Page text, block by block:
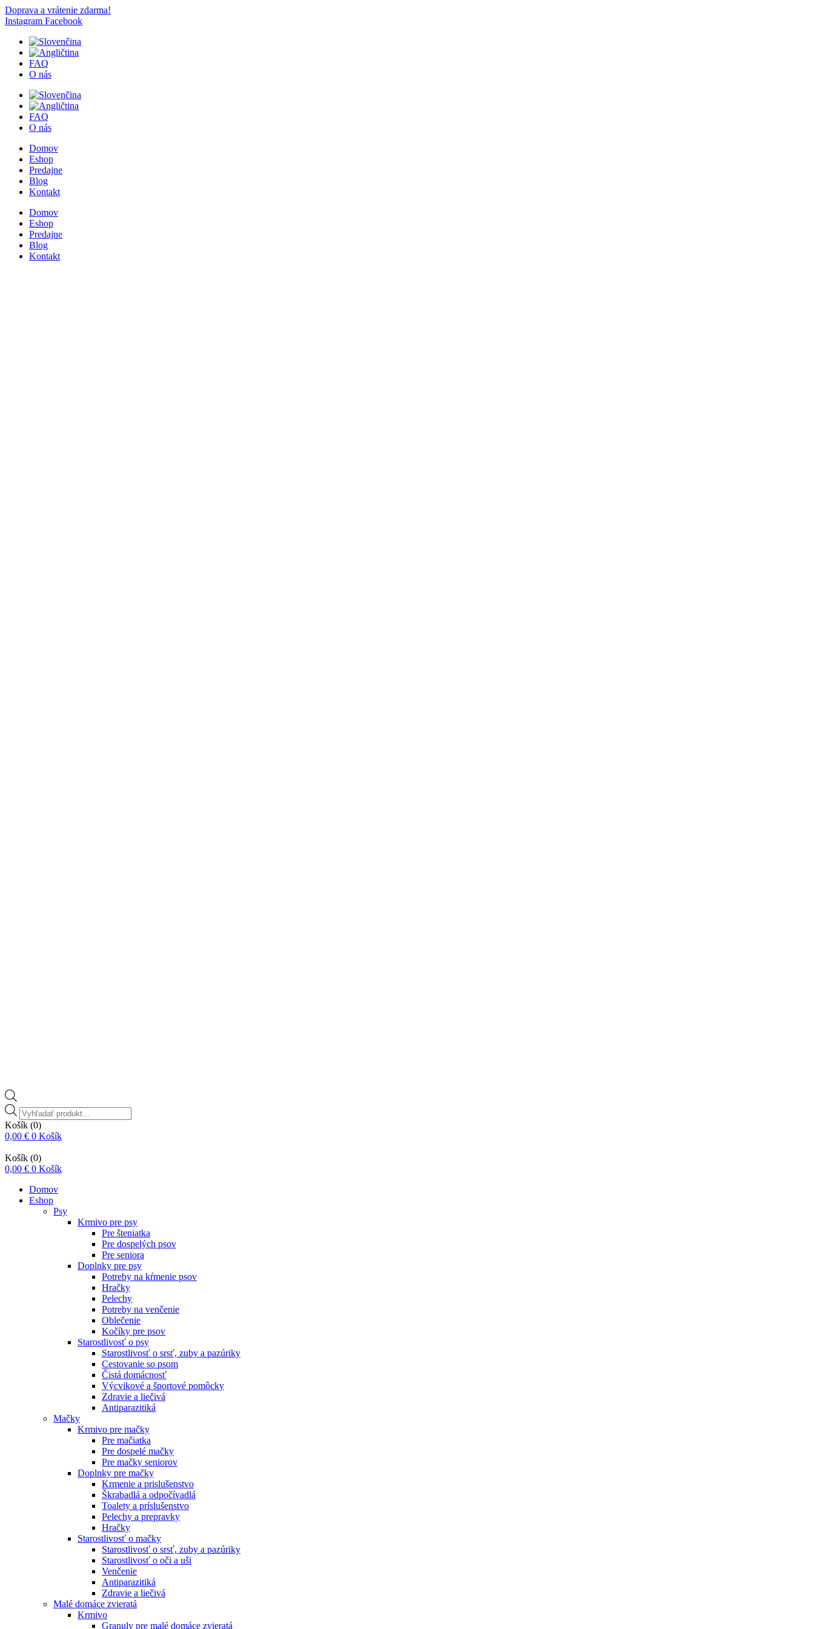
Doprava a vrátenie zdarma!
Instagram Facebook
FAQ
O nás
FAQ
O nás
Domov
Eshop
Predajne
Blog
Kontakt
Domov
Eshop
Predajne
Blog
Kontakt
Vyhľadávanie
produktov
Košík (0)
0,00 € 0 Košík
Košík (0)
0,00 € 0 Košík
Domov
Eshop
Psy
Krmivo pre psy
Pre šteniatka
Pre dospelých psov
Pre seniora
Doplnky pre psy
Potreby na kŕmenie psov
Hračky
Pelechy
Potreby na venčenie
Oblečenie
Kočíky pre psov
Starostlivosť o psy
Starostlivosť o srsť, zuby a pazúriky
Cestovanie so psom
Čistá domácnosť
Výcvikové a športové pomôcky
Zdravie a liečivá
Antiparazitiká
Mačky
Krmivo pre mačky
Pre mačiatka
Pre dospelé mačky
Pre mačky seniorov
Doplnky pre mačky
Krmenie a prislušenstvo
Škrabadlá a odpočívadlá
Toalety а príslušenstvo
Pelechy a prepravky
Hračky
Starostlivosť o mačky
Starostlivosť o srsť, zuby a pazúriky
Starostlivosť o oči a uši
Venčenie
Antiparazitiká
Zdravie a liečivá
Malé domáce zvieratá
Krmivo
Granuly pre malé domáce zvieratá